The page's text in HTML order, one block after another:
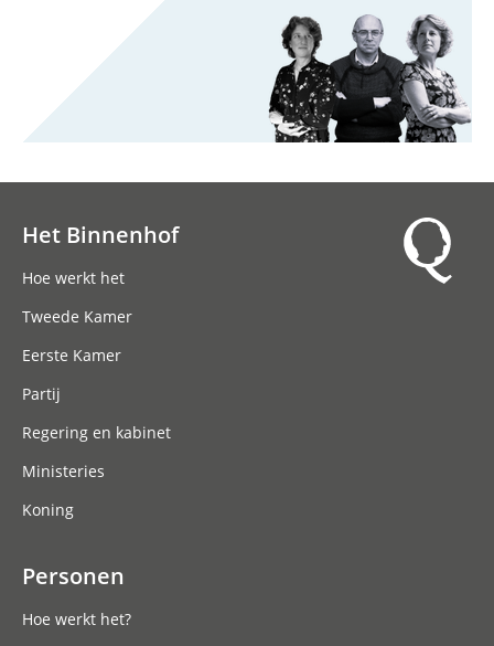
Het Binnenhof
Hoe werkt het
Tweede Kamer
Eerste Kamer
Partij
Regering en kabinet
Ministeries
Koning
Personen
Hoe werkt het?